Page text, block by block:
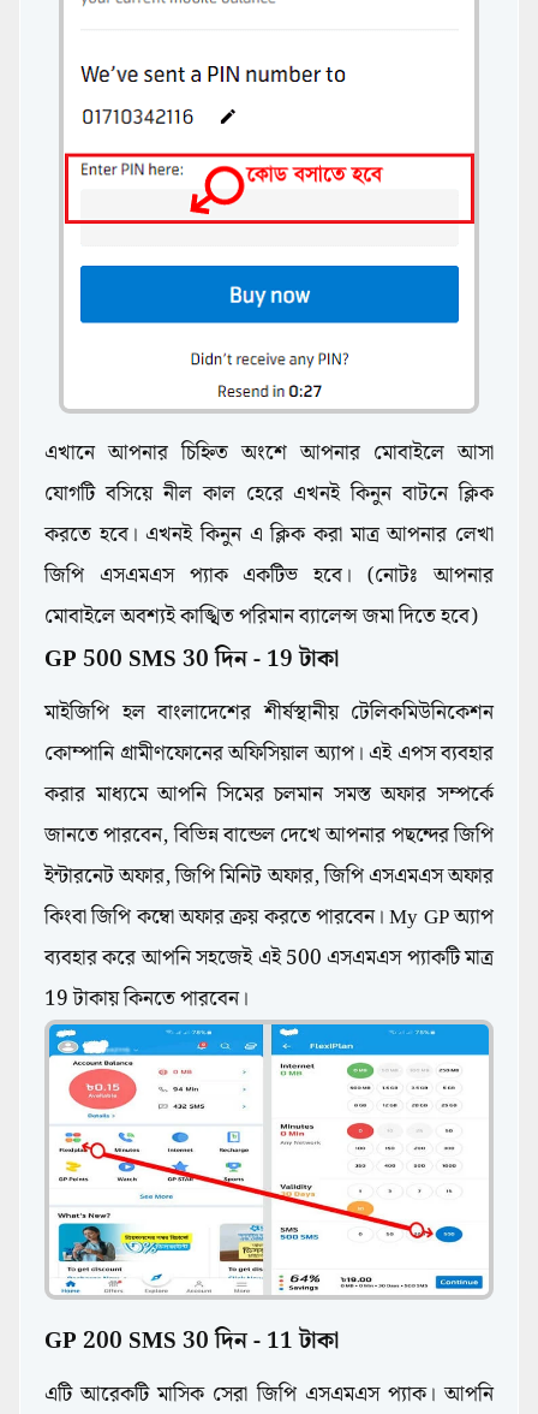
এখানে আপনার চিহ্নিত অংশে আপনার মোবাইলে আসা
যোগটি বসিয়ে নীল কাল হেরে এখনই কিনুন বাটনে ক্লিক
করতে হবে। এখনই কিনুন এ ক্লিক করা মাত্র আপনার লেখা
জিপি এসএমএস প্যাক একটিভ হবে। (নোটঃ আপনার
মোবাইলে অবশ্যই কাঙ্খিত পরিমান ব্যালেন্স জমা দিতে হবে)
GP 500 SMS 30 দিন - 19 টাকা
মাইজিপি হল বাংলাদেশের শীর্ষস্থানীয় টেলিকমিউনিকেশন
কোম্পানি গ্রামীণফোনের অফিসিয়াল অ্যাপ। এই এপস ব্যবহার
করার মাধ্যমে আপনি সিমের চলমান সমস্ত অফার সম্পর্কে
জানতে পারবেন, বিভিন্ন বান্ডেল দেখে আপনার পছন্দের জিপি
ইন্টারনেট অফার, জিপি মিনিট অফার, জিপি এসএমএস অফার
কিংবা জিপি কম্বো অফার ক্রয় করতে পারবেন। My GP অ্যাপ
ব্যবহার করে আপনি সহজেই এই 500 এসএমএস প্যাকটি মাত্র
19 টাকায় কিনতে পারবেন।
GP 200 SMS 30 দিন - 11 টাকা
এটি আরেকটি মাসিক সেরা জিপি এসএমএস প্যাক। আপনি